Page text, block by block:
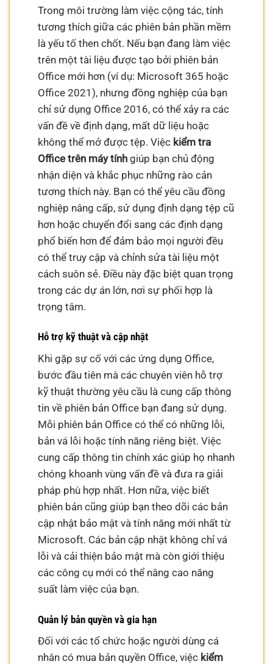
Trong môi trường làm việc cộng tác, tính
tương thích giữa các phiên bản phần mềm
là yếu tố then chốt. Nếu bạn đang làm việc
trên một tài liệu được tạo bởi phiên bản
Office mới hơn (ví dụ: Microsoft 365 hoặc
Office 2021), nhưng đồng nghiệp của bạn
chỉ sử dụng Office 2016, có thể xảy ra các
vấn đề về định dạng, mất dữ liệu hoặc
không thể mở được tệp. Việc kiểm tra
Office trên máy tính giúp bạn chủ động
nhận diện và khắc phục những rào cản
tương thích này. Bạn có thể yêu cầu đồng
nghiệp nâng cấp, sử dụng định dạng tệp cũ
hơn hoặc chuyển đổi sang các định dạng
phổ biến hơn để đảm bảo mọi người đều
có thể truy cập và chỉnh sửa tài liệu một
cách suôn sẻ. Điều này đặc biệt quan trọng
trong các dự án lớn, nơi sự phối hợp là
trọng tâm.
Hỗ trợ kỹ thuật và cập nhật
Khi gặp sự cố với các ứng dụng Office,
bước đầu tiên mà các chuyên viên hỗ trợ
kỹ thuật thường yêu cầu là cung cấp thông
tin về phiên bản Office bạn đang sử dụng.
Mỗi phiên bản Office có thể có những lỗi,
bản vá lỗi hoặc tính năng riêng biệt. Việc
cung cấp thông tin chính xác giúp họ nhanh
chóng khoanh vùng vấn đề và đưa ra giải
pháp phù hợp nhất. Hơn nữa, việc biết
phiên bản cũng giúp bạn theo dõi các bản
cập nhật bảo mật và tính năng mới nhất từ
Microsoft. Các bản cập nhật không chỉ vá
lỗi và cải thiện bảo mật mà còn giới thiệu
các công cụ mới có thể nâng cao năng
suất làm việc của bạn.
Quản lý bản quyền và gia hạn
Đối với các tổ chức hoặc người dùng cá
nhân có mua bản quyền Office, việc kiểm